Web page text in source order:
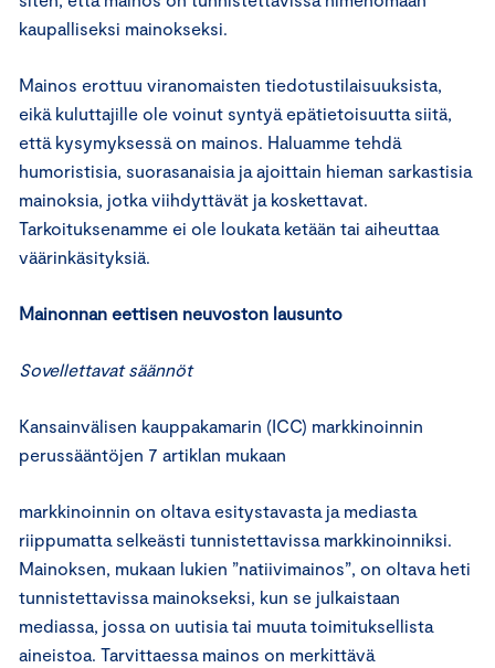
kaupalliseksi mainokseksi.
Mainos erottuu viranomaisten tiedotustilaisuuksista,
eikä kuluttajille ole voinut syntyä epätietoisuutta siitä,
että kysymyksessä on mainos. Haluamme tehdä
humoristisia, suorasanaisia ja ajoittain hieman sarkastisia
mainoksia, jotka viihdyttävät ja koskettavat.
Tarkoituksenamme ei ole loukata ketään tai aiheuttaa
väärinkäsityksiä.
Mainonnan eettisen neuvoston lausunto
Sovellettavat säännöt
Kansainvälisen kauppakamarin (ICC) markkinoinnin
perussääntöjen 7 artiklan mukaan
markkinoinnin on oltava esitystavasta ja mediasta
riippumatta selkeästi tunnistettavissa markkinoinniksi.
Mainoksen, mukaan lukien ”natiivimainos”, on oltava heti
tunnistettavissa mainokseksi, kun se julkaistaan
mediassa, jossa on uutisia tai muuta toimituksellista
aineistoa. Tarvittaessa mainos on merkittävä